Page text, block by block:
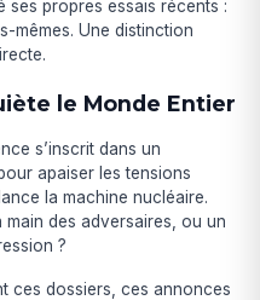
ses propres essais récents :
mêmes. Une distinction
le Monde Entier
s’inscrit dans un
apaiser les tensions
la machine nucléaire.
des adversaires, ou un
?
ces dossiers, ces annonces